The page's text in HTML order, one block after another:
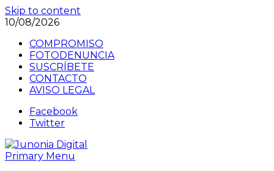
Skip to content
10/08/2026
COMPROMISO
FOTODENUNCIA
SUSCRÍBETE
CONTACTO
AVISO LEGAL
Facebook
Twitter
Primary Menu